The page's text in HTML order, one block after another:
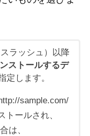
ラッシュ）以降
ストールするデ
定します。
sample.com/
トールされ、
は、